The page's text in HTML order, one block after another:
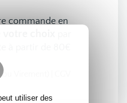
utiliser des
commande en
choix
à partir de 80€
Virement)